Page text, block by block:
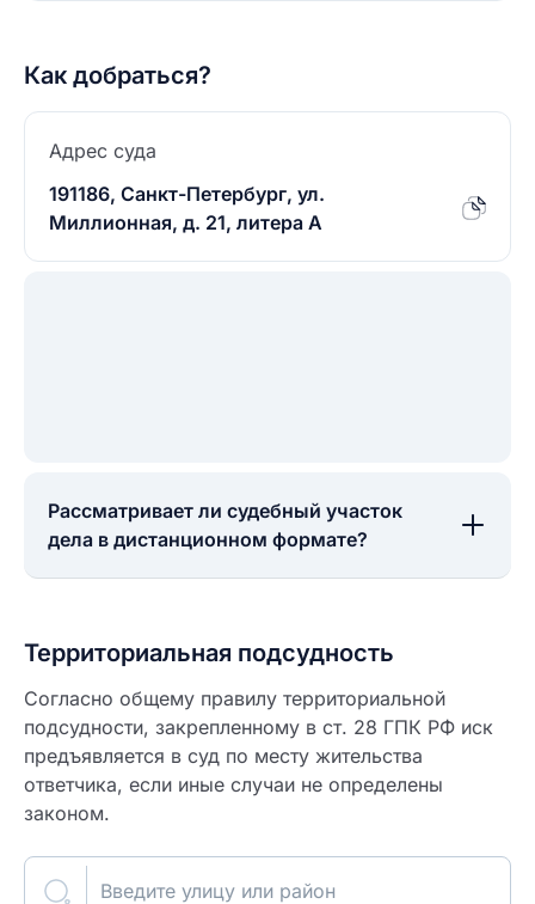
Как добраться?
Адрес суда
191186, Санкт-Петербург, ул.
Миллионная, д. 21, литера А
Рассматривает ли судебный участок
дела в дистанционном формате?
Территориальная подсудность
Согласно общему правилу территориальной
подсудности, закрепленному в ст. 28 ГПК РФ иск
предъявляется в суд по месту жительства
ответчика, если иные случаи не определены
законом.
Введите улицу или район